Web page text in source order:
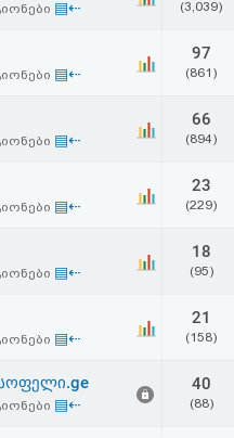
▤⇠ (3,039)
▤⇠
97
(861)
▤⇠
66
(894)
▤⇠
23
(229)
▤⇠
18
(95)
▤⇠
21
(158)
▤⇠
40
(88)